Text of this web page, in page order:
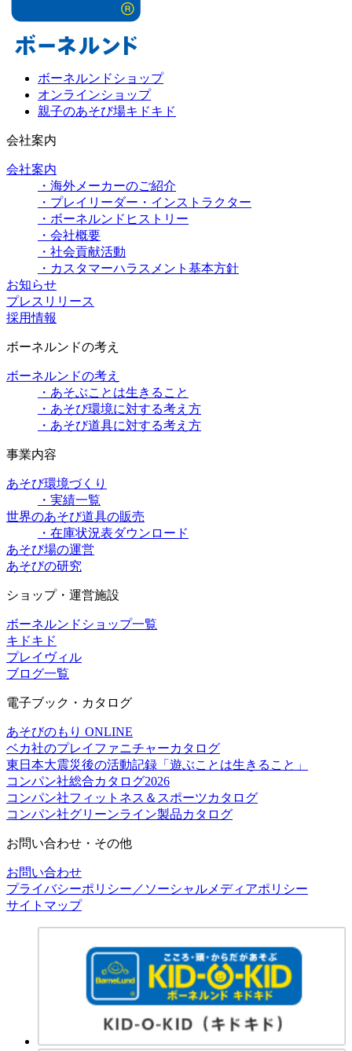
ボーネルンドショップ
オンラインショップ
親子のあそび場キドキド
会社案内
会社案内
・海外メーカーのご紹介
・プレイリーダー・インストラクター
・ボーネルンドヒストリー
・会社概要
・社会貢献活動
・カスタマーハラスメント基本方針
お知らせ
プレスリリース
採用情報
ボーネルンドの考え
ボーネルンドの考え
・あそぶことは生きること
・あそび環境に対する考え方
・あそび道具に対する考え方
事業内容
あそび環境づくり
・実績一覧
世界のあそび道具の販売
・在庫状況表ダウンロード
あそび場の運営
あそびの研究
ショップ・運営施設
ボーネルンドショップ一覧
キドキド
プレイヴィル
ブログ一覧
電子ブック・カタログ
あそびのもり ONLINE
ベカ社のプレイファニチャーカタログ
東日本大震災後の活動記録「遊ぶことは生きること」
コンパン社総合カタログ2026
コンパン社フィットネス＆スポーツカタログ
コンパン社グリーンライン製品カタログ
お問い合わせ・その他
お問い合わせ
プライバシーポリシー／ソーシャルメディアポリシー
サイトマップ